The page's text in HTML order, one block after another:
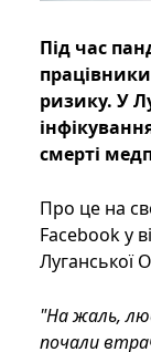
Під час
ризику. У
смерті
Про це на
Facebook у
Луганської
"На жаль,
почали